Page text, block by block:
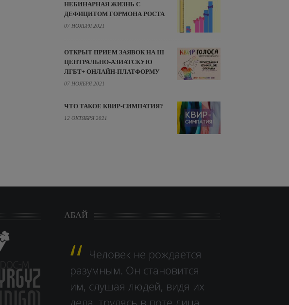
НЕБИНАРНАЯ ЖИЗНЬ С
ДЕФИЦИТОМ ГОРМОНА РОСТА
07 НОЯБРЯ 2021
ОТКРЫТ ПРИЕМ ЗАЯВОК НА III
ЦЕНТРАЛЬНО-АЗИАТСКУЮ
ЛГБТ+ ОНЛАЙН-ПЛАТФОРМУ
07 НОЯБРЯ 2021
ЧТО ТАКОЕ КВИР-СИМПАТИЯ?
12 ОКТЯБРЯ 2021
АБАЙ
Человек не рождается
разумным. Он становится
им, слушая людей, видя их
дела, тру­дясь в поте лица.